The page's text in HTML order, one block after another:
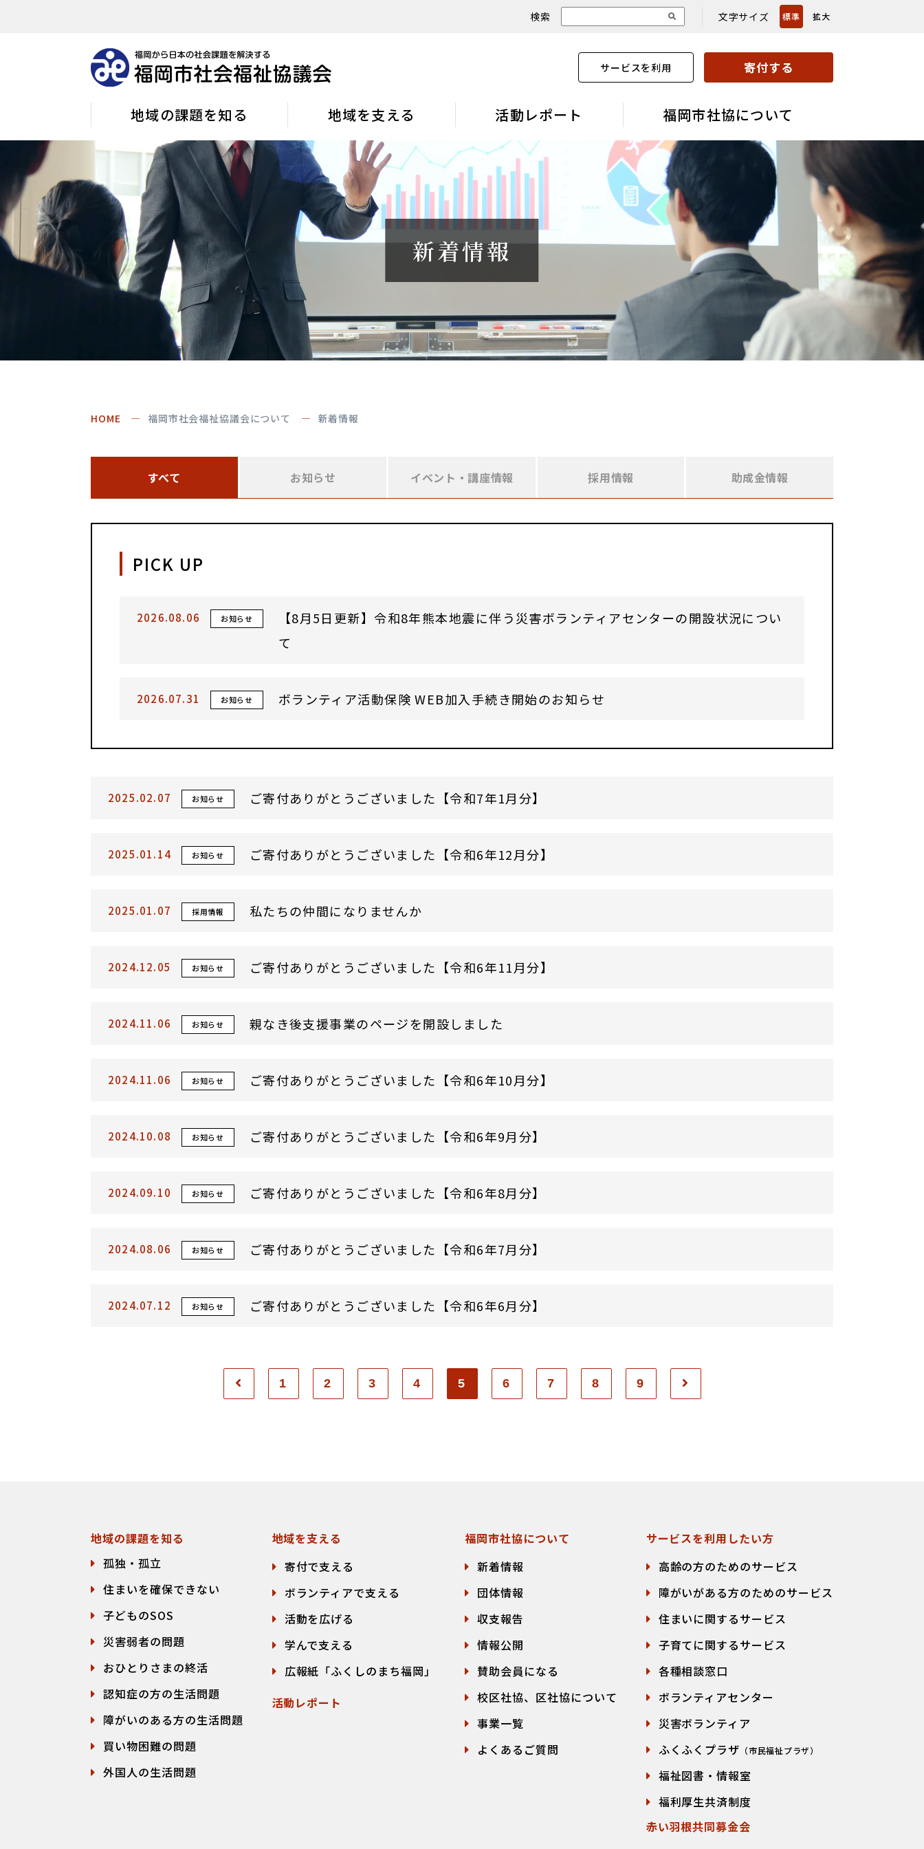
検索 文字サイズ 標準 拡大
サービスを利用 寄付する
地域の課題を知る 地域を支える 活動レポート 福岡市社協について
新着情報
HOME 福岡市社会福祉協議会について 新着情報
すべて お知らせ イベント・講座情報 採用情報 助成金情報
PICK UP
2026.08.06 お知らせ
【8月5日更新】令和8年熊本地震に伴う災害ボランティアセンターの開設状況につい
て
2026.07.31 お知らせ ボランティア活動保険 WEB加入手続き開始のお知らせ
2025.02.07 お知らせ ご寄付ありがとうございました【令和7年1月分】
2025.01.14 お知らせ ご寄付ありがとうございました【令和6年12月分】
2025.01.07 採用情報 私たちの仲間になりませんか
2024.12.05 お知らせ ご寄付ありがとうございました【令和6年11月分】
2024.11.06 お知らせ 親なき後支援事業のページを開設しました
2024.11.06 お知らせ ご寄付ありがとうございました【令和6年10月分】
2024.10.08 お知らせ ご寄付ありがとうございました【令和6年9月分】
2024.09.10 お知らせ ご寄付ありがとうございました【令和6年8月分】
2024.08.06 お知らせ ご寄付ありがとうございました【令和6年7月分】
2024.07.12 お知らせ ご寄付ありがとうございました【令和6年6月分】
1 2 3 4 5 6 7 8 9
地域の課題を知る
孤独・孤立
住まいを確保できない
子どものSOS
災害弱者の問題
おひとりさまの終活
認知症の方の生活問題
障がいのある方の生活問題
買い物困難の問題
外国人の生活問題
地域を支える
寄付で支える
ボランティアで支える
活動を広げる
学んで支える
広報紙「ふくしのまち福岡」
活動レポート
福岡市社協について
新着情報
団体情報
収支報告
情報公開
賛助会員になる
校区社協、区社協について
事業一覧
よくあるご質問
サービスを利用したい方
高齢の方のためのサービス
障がいがある方のためのサービス
住まいに関するサービス
子育てに関するサービス
各種相談窓口
ボランティアセンター
災害ボランティア
ふくふくプラザ （市民福祉プラザ）
福祉図書・情報室
福利厚生共済制度
赤い羽根共同募金会